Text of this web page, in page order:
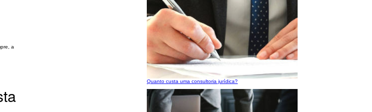
a
Quanto custa uma consultoria jurídica?